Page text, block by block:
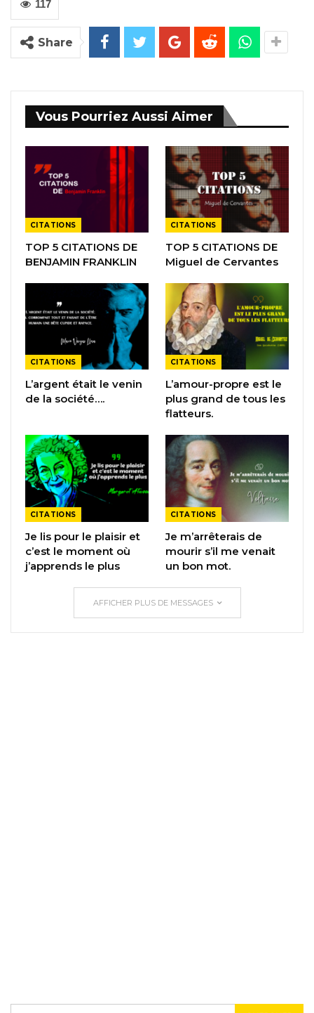
117
Share
Vous Pourriez Aussi Aimer
CITATIONS
TOP 5 CITATIONS DE
BENJAMIN FRANKLIN
CITATIONS
TOP 5 CITATIONS DE
Miguel de Cervantes
CITATIONS
L’argent était le venin
de la société….
CITATIONS
L’amour-propre est le
plus grand de tous les
flatteurs.
CITATIONS
Je lis pour le plaisir et
c’est le moment où
j’apprends le plus
CITATIONS
Je m’arrêterais de
mourir s’il me venait
un bon mot.
AFFICHER PLUS DE MESSAGES